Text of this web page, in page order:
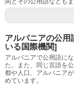
アルバニアの公用
いる国際機関]
アルバニアで公用語に
た。また、同じ言語を
都や人口、アルバニア
めています。